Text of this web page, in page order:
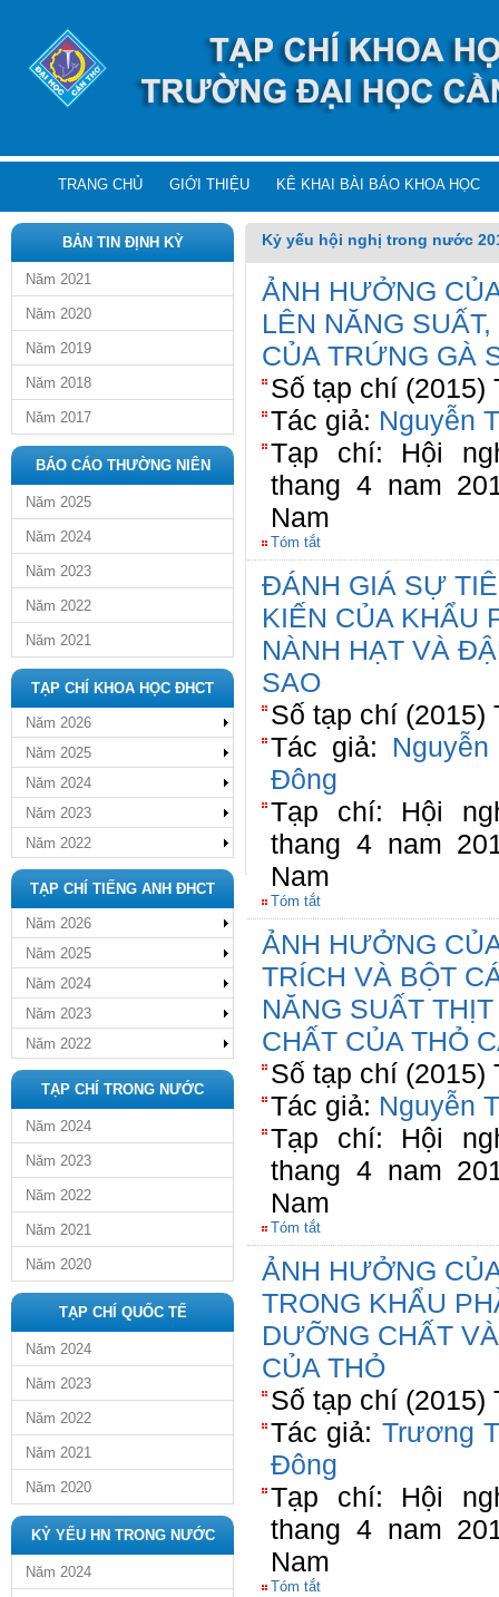
TRANG CHỦ GIỚI THIỆU KÊ KHAI BÀI BÁO KHOA HỌC
BẢN TIN ĐỊNH KỲ
Năm 2021
Năm 2020
Năm 2019
Năm 2018
Năm 2017
BÁO CÁO THƯỜNG NIÊN
Năm 2025
Năm 2024
Năm 2023
Năm 2022
Năm 2021
TẠP CHÍ KHOA HỌC ĐHCT
Năm 2026
Năm 2025
Năm 2024
Năm 2023
Năm 2022
TẠP CHÍ TIẾNG ANH ĐHCT
Năm 2026
Năm 2025
Năm 2024
Năm 2023
Năm 2022
TẠP CHÍ TRONG NƯỚC
Năm 2024
Năm 2023
Năm 2022
Năm 2021
Năm 2020
TẠP CHÍ QUỐC TẾ
Năm 2024
Năm 2023
Năm 2022
Năm 2021
Năm 2020
KỶ YẾU HN TRONG NƯỚC
Năm 2024
Kỷ yếu hội nghị trong nước
ẢNH HƯỞNG
LÊN NĂNG
CỦA TRỨNG GÀ
Số tạp chí (2015)
Tác giả: Nguyễn
Tạp chí: Hội
thang 4 nam
Nam
Tóm tắt
ĐÁNH GIÁ SỰ
KIẾN CỦA KHẨU
NÀNH HẠT VÀ
SAO
Số tạp chí (2015)
Tác giả:
Đông
Tạp chí: Hội
thang 4 nam
Nam
Tóm tắt
ẢNH HƯỞNG
TRÍCH VÀ BỘT
NĂNG SUẤT
CHẤT CỦA THỎ
Số tạp chí (2015)
Tác giả: Nguyễn
Tạp chí: Hội
thang 4 nam
Nam
Tóm tắt
ẢNH HƯỞNG
TRONG KHẨU
DƯỠNG CHẤT
CỦA THỎ
Số tạp chí (2015)
Tác giả: Trương
Đông
Tạp chí: Hội
thang 4 nam
Nam
Tóm tắt